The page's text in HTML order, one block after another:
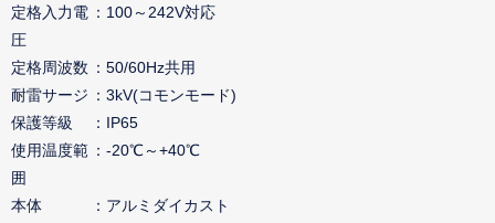
定格入力電
圧
100～242V対応
定格周波数
50/60Hz共用
耐雷サージ
3kV(コモンモード)
保護等級
IP65
使用温度範
囲
-20℃～+40℃
本体
アルミダイカスト